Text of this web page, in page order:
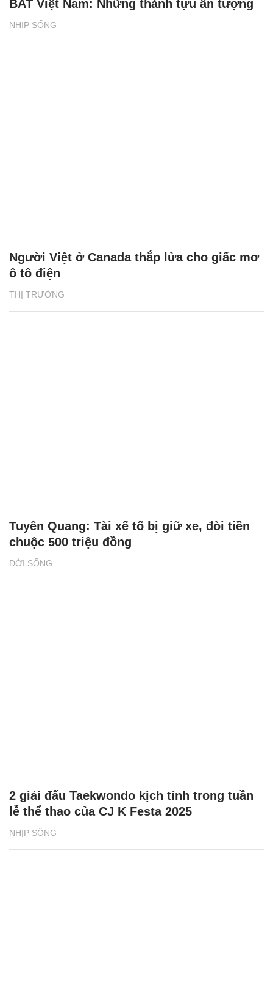
NHỊP SỐNG
BAT Việt Nam: Những thành tựu ấn tượng
THỊ TRƯỜNG
Người Việt ở Canada thắp lửa cho giấc mơ
ô tô điện
ĐỜI SỐNG
Tuyên Quang: Tài xế tố bị giữ xe, đòi tiền
chuộc 500 triệu đồng
NHỊP SỐNG
2 giải đấu Taekwondo kịch tính trong tuần
lễ thể thao của CJ K Festa 2025